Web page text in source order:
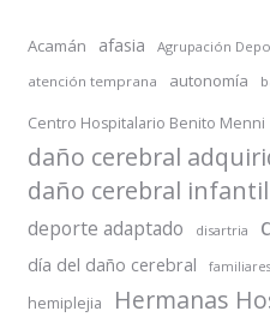
Acamán afasia Agrupación
atención temprana autonomía
Centro Hospitalario Benito Menni
daño cerebral
daño cerebral infantil
deporte adaptado disartria
día del daño cerebral familiares
hemiplejia Hermanas